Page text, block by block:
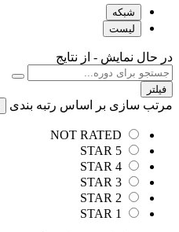
شبکه
لیست
در حال نمایش - از نتایج
فیلتر
مرتب سازی بر اساس رتبه بندی
NOT RATED
5 STAR
4 STAR
3 STAR
2 STAR
1 STAR